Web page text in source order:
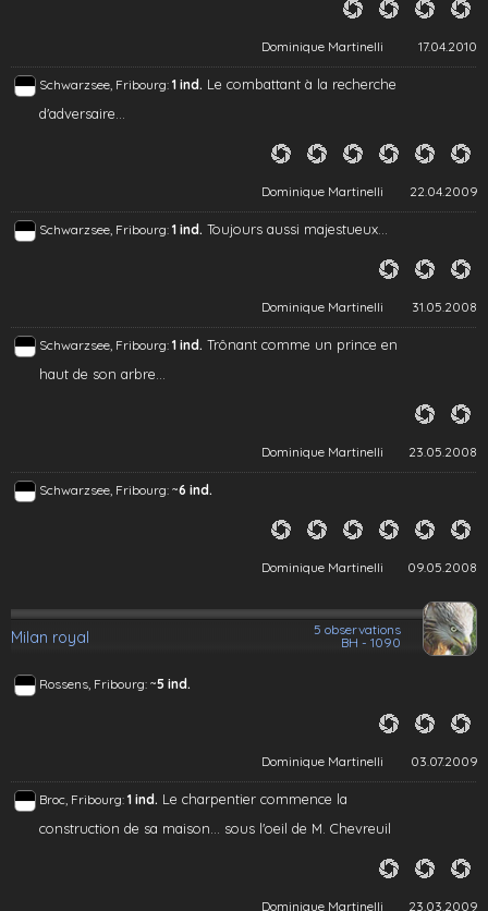
Dominique Martinelli 17.04.2010
Schwarzsee, Fribourg: 1 ind. Le combattant à la recherche
d'adversaire...
Dominique Martinelli 22.04.2009
Schwarzsee, Fribourg: 1 ind. Toujours aussi majestueux...
Dominique Martinelli 31.05.2008
Schwarzsee, Fribourg: 1 ind. Trônant comme un prince en
haut de son arbre...
Dominique Martinelli 23.05.2008
Schwarzsee, Fribourg: ~6 ind.
Dominique Martinelli 09.05.2008
Milan royal
5 observations
BH - 1090
Rossens, Fribourg: ~5 ind.
Dominique Martinelli 03.07.2009
Broc, Fribourg: 1 ind. Le charpentier commence la
construction de sa maison... sous l'oeil de M. Chevreuil
Dominique Martinelli 23.03.2009